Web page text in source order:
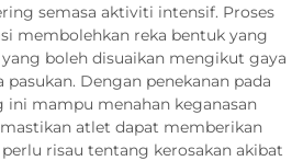
semasa aktiviti intensif. Proses
membolehkan reka bentuk yang
boleh disuaikan mengikut gaya
Dengan penekanan pada
ini mampu menahan keganasan
atlet dapat memberikan
risau tentang kerosakan akibat